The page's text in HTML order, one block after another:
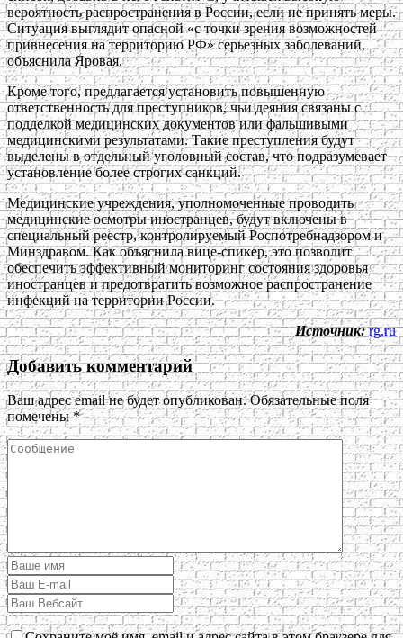
вероятность распространения в России, если не принять меры.
Ситуация выглядит опасной «с точки зрения возможностей
привнесения на территорию РФ» серьезных заболеваний,
объяснила Яровая.
Кроме того, предлагается установить повышенную
ответственность для преступников, чьи деяния связаны с
подделкой медицинских документов или фальшивыми
медицинскими результатами. Такие преступления будут
выделены в отдельный уголовный состав, что подразумевает
установление более строгих санкций.
Медицинские учреждения, уполномоченные проводить
медицинские осмотры иностранцев, будут включены в
специальный реестр, контролируемый Роспотребнадзором и
Минздравом. Как объяснила вице-спикер, это позволит
обеспечить эффективный мониторинг состояния здоровья
иностранцев и предотвратить возможное распространение
инфекций на территории России.
Источник: rg.ru
Добавить комментарий
Ваш адрес email не будет опубликован. Обязательные поля
помечены*